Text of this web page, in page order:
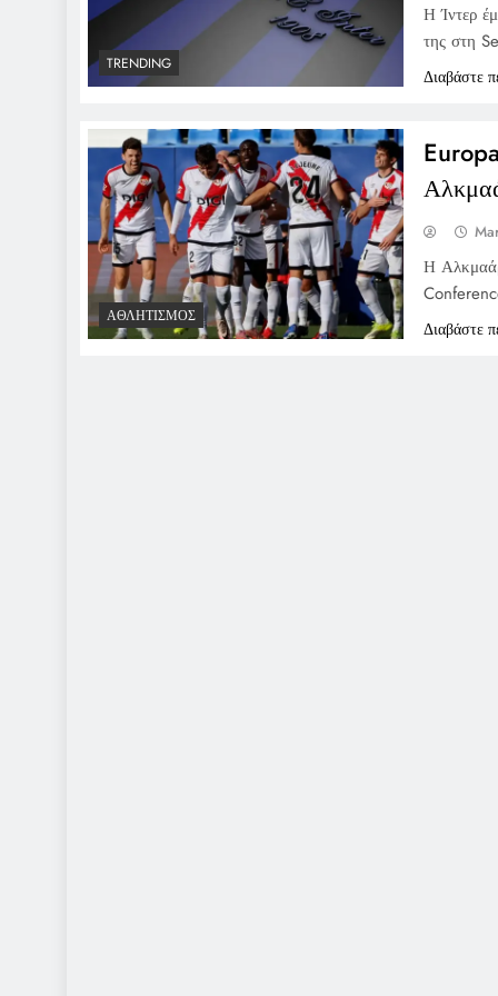
TRENDING
Η Ίντερ
της στη
Διαβάστε
ΑΘΛΗΤΙΣΜΌΣ
Η
Διαβάστε